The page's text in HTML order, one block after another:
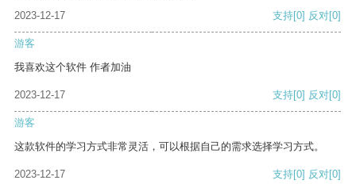
2023-12-17
支持[0] 反对[0]
游客
我喜欢这个软件 作者加油
2023-12-17 支持[0] 反对[0]
游客
这款软件的学习方式非常灵活，可以根据自己的需求选择学习方式。
2023-12-17 支持[0] 反对[0]